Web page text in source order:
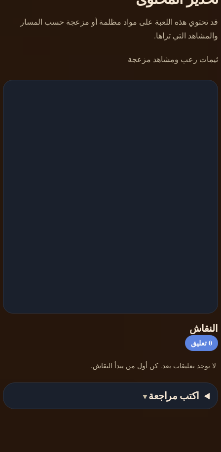
قد تحتوي هذه اللعبة على مواد مظلمة أو مزعجة حسب المسار
والمشاهد التي تراها.
ثيمات رعب ومشاهد مزعجة
النقاش
0تعليق
لا توجد تعليقات بعد. كن أول من يبدأ النقاش.
اكتب مراجعة▼